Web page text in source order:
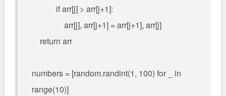
if arr[j] > arr[j+1]:
arr[j], arr[j+1] = arr[j+1], arr[j]
return arr
numbers = [random.randint(1, 100) for _ in
range(10)]